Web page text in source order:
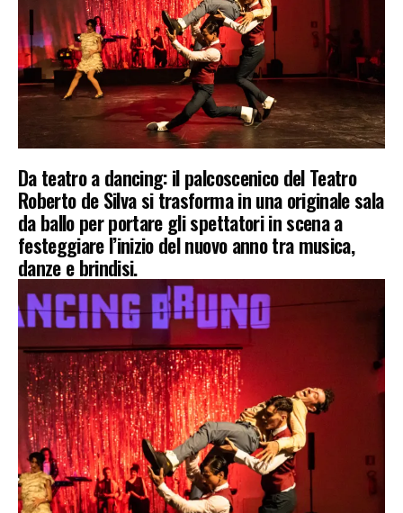
Da teatro a dancing: il palcoscenico del Teatro
Roberto de Silva si trasforma in una originale sala
da ballo per portare gli spettatori in scena a
festeggiare l’inizio del nuovo anno tra musica,
danze e brindisi.